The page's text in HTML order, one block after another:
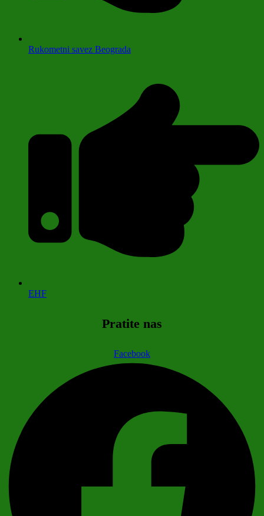
Rukometni savez Beograda
EHF
Pratite nas
Facebook